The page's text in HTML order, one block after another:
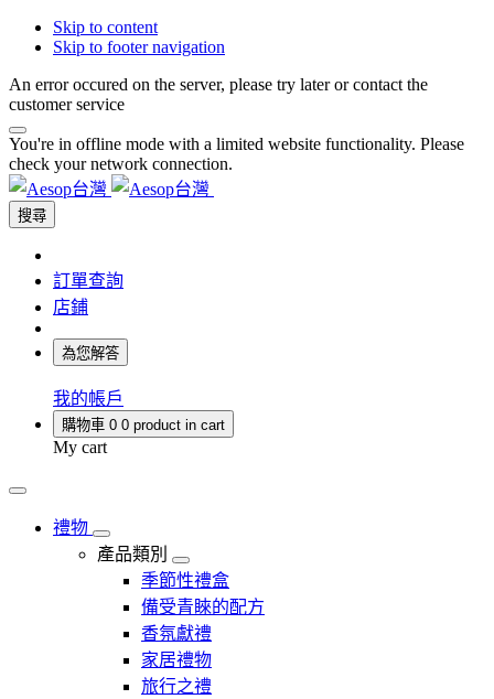
Skip to content
Skip to footer navigation
An error occured on the server, please try later or contact the
customer service
You're in offline mode with a limited website functionality. Please
check your network connection.
搜尋
訂單查詢
店鋪
為您解答
我的帳戶
購物車 0 0 product in cart
My cart
禮物
產品類別
季節性禮盒
備受青睞的配方
香氛獻禮
家居禮物
旅行之禮